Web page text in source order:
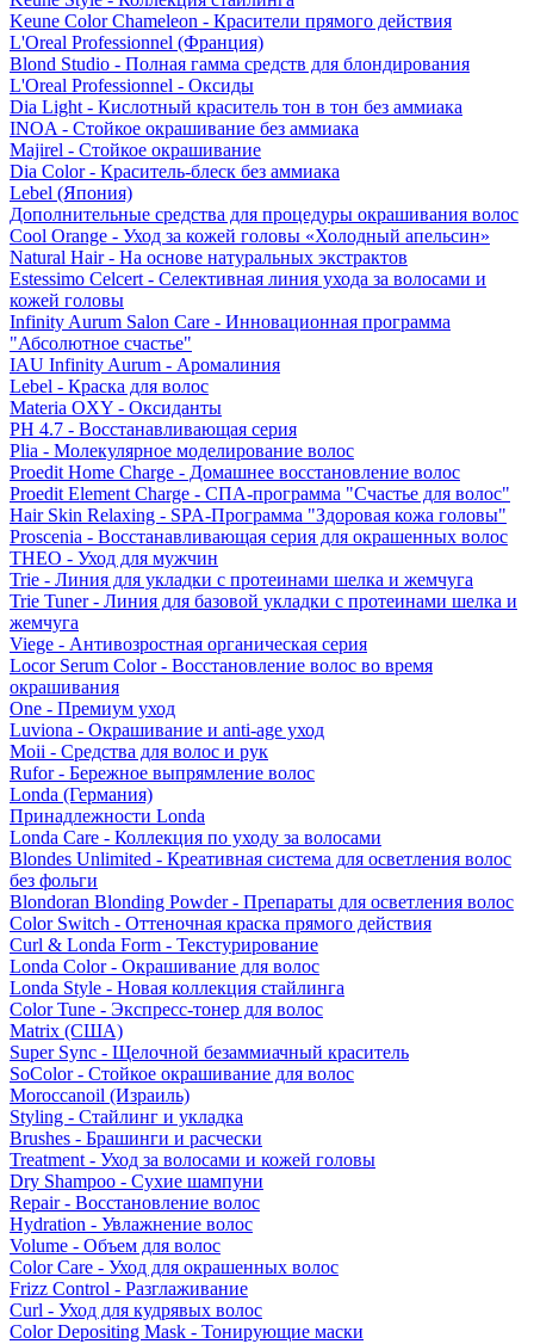
Keune Color Chameleon - Красители прямого действия
L'Oreal Professionnel (Франция)
Blond Studio - Полная гамма средств для блондирования
L'Oreal Professionnel - Оксиды
Dia Light - Кислотный краситель тон в тон без аммиака
INOA - Стойкое окрашивание без аммиака
Majirel - Стойкое окрашивание
Dia Color - Краситель-блеск без аммиака
Lebel (Япония)
Дополнительные средства для процедуры окрашивания волос
Cool Orange - Уход за кожей головы «Холодный апельсин»
Natural Hair - На основе натуральных экстрактов
Estessimo Celcert - Селективная линия ухода за волосами и
кожей головы
Infinity Aurum Salon Care - Инновационная программа
"Абсолютное счастье"
IAU Infinity Aurum - Аромалиния
Lebel - Краска для волос
Materia OXY - Оксиданты
PH 4.7 - Восстанавливающая серия
Plia - Молекулярное моделирование волос
Proedit Home Charge - Домашнее восстановление волос
Proedit Element Charge - СПА-программа "Счастье для волос"
Hair Skin Relaxing - SPA-Программа "Здоровая кожа головы"
Proscenia - Восстанавливающая серия для окрашенных волос
THEO - Уход для мужчин
Trie - Линия для укладки с протеинами шелка и жемчуга
Trie Tuner - Линия для базовой укладки с протеинами шелка и
жемчуга
Viege - Антивозростная органическая серия
Locor Serum Color - Восстановление волос во время
окрашивания
One - Премиум уход
Luviona - Окрашивание и anti-age уход
Moii - Средства для волос и рук
Rufor - Бережное выпрямление волос
Londa (Германия)
Принадлежности Londa
Londa Care - Коллекция по уходу за волосами
Blondes Unlimited - Креативная система для осветления волос
без фольги
Blondoran Blonding Powder - Препараты для осветления волос
Color Switch - Оттеночная краска прямого действия
Curl & Londa Form - Текстурирование
Londa Color - Окрашивание для волос
Londa Style - Новая коллекция стайлинга
Color Tune - Экспресс-тонер для волос
Matrix (США)
Super Sync - Щелочной безаммиачный краситель
SoColor - Стойкое окрашивание для волос
Moroccanoil (Израиль)
Styling - Стайлинг и укладка
Brushes - Брашинги и расчески
Treatment - Уход за волосами и кожей головы
Dry Shampoo - Сухие шампуни
Repair - Восстановление волос
Hydration - Увлажнение волос
Volume - Объем для волос
Color Care - Уход для окрашенных волос
Frizz Control - Разглаживание
Curl - Уход для кудрявых волос
Color Depositing Mask - Тонирующие маски